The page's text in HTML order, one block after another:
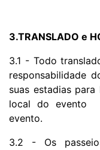
3.TRANSLADO e
3.1 - Todo
responsabilidade
suas estadias
local do evento
evento.
3.2 - Os